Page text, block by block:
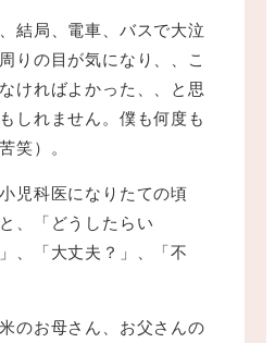
結局、電車、バスで大泣
りの目が気になり、、こ
ければよかった、、と思
しれません。僕も何度も
笑）。
児科医になりたての頃
、「どうしたらい
、「大丈夫？」、「不
のお母さん、お父さんの